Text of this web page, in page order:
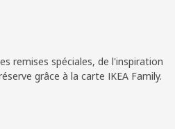
remises spéciales, de l'inspiration
grâce à la carte IKEA Family.